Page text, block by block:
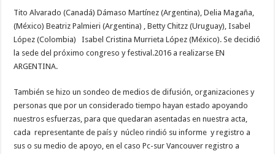
Tito Alvarado (Canadá) Dámaso Martínez (Argentina), Delia Magaña,
(México) Beatriz Palmieri (Argentina) , Betty Chitzz (Uruguay), Isabel
López (Colombia)
Isabel Cristina Murrieta López (México). Se decidió
la sede del próximo congreso y festival.2016 a realizarse EN
ARGENTINA.
También se hizo un sondeo de medios de difusión, organizaciones y
personas que por un considerado tiempo hayan estado apoyando
nuestros esfuerzas, para que quedaran asentadas en nuestra acta,
cada representante de país y núcleo rindió su informe y registro a
sus o su medio de apoyo, en el caso Pc-sur Vancouver registro a